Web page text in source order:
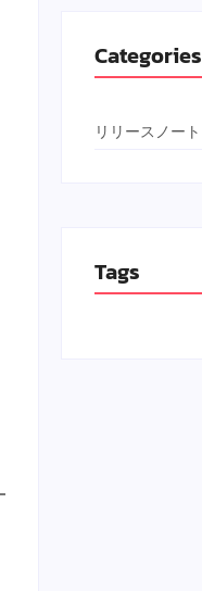
Categories
リリースノート
Tags